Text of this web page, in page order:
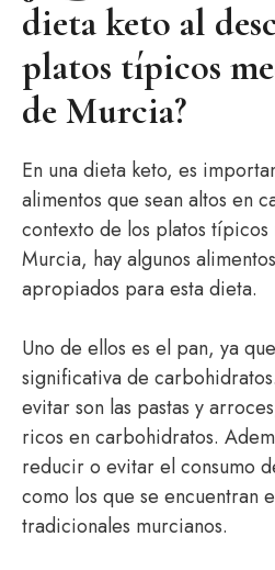
dieta keto al
platos típicos
de Murcia?
En una dieta keto, es
alimentos que sean altos en
contexto de los platos
Murcia, hay algunos
apropiados para esta dieta.
Uno de ellos es el pan, ya
significativa de
evitar son las pastas y
ricos en carbohidratos.
reducir o evitar el consumo
como los que se encuentran
tradicionales murcianos.